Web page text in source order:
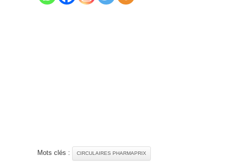
Mots clés : CIRCULAIRES PHARMAPRIX